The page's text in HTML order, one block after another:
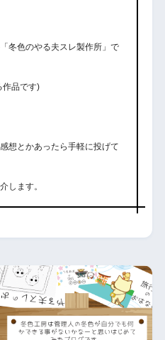
冬色のやる夫スレ製作所」で
作品です)
想とかあったら手軽に投げて
します。